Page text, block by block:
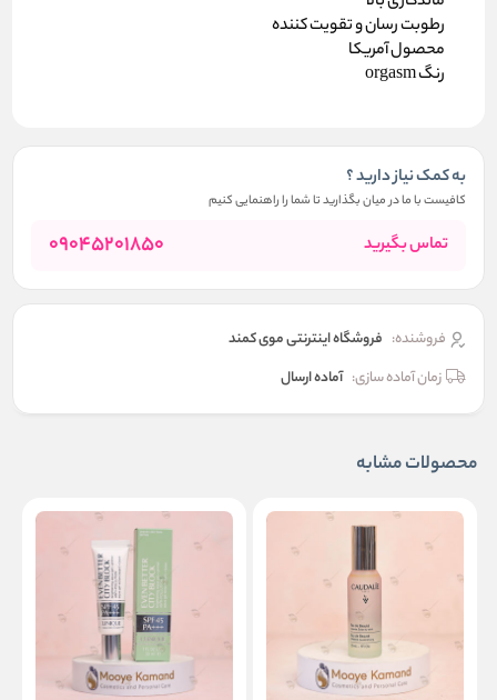
رطوبت رسان و تقویت کننده
محصول آمریکا
رنگ orgasm
به کمک نیاز دارید ؟
کافیست با ما در میان بگذارید تا شما را راهنمایی کنیم
تماس بگیرید 09045201850
فروشنده: فروشگاه اینترنتی موی کمند
زمان آماده سازی: آماده ارسال
محصولات مشابه